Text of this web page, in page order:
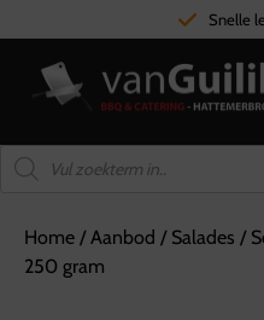
Snelle
Home /Aanbod / Salades /
250 gram